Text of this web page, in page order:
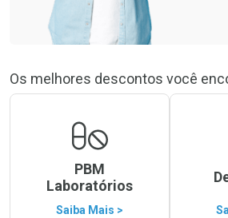
Os melhores descontos você
PBM
Laboratórios
Saiba Mais >